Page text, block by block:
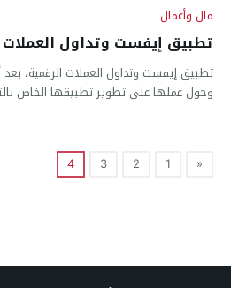
مال وأعمال
تطبيق إيفست وتداول العملات
تطبيق إيفست وتداول العملات الرقمية،
وحول عملها على تطوير تطبيقها الخاص
«
1
2
3
4